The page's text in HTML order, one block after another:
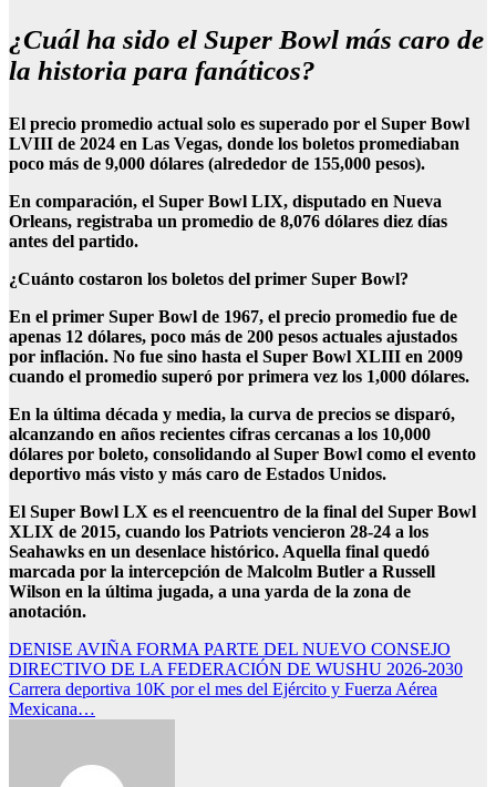
¿Cuál ha sido el Super Bowl más caro de
la historia para fanáticos?
El precio promedio actual solo es superado por el Super Bowl
LVIII de 2024 en Las Vegas, donde los boletos promediaban
poco más de 9,000 dólares (alrededor de 155,000 pesos).
En comparación, el Super Bowl LIX, disputado en Nueva
Orleans, registraba un promedio de 8,076 dólares diez días
antes del partido.
¿Cuánto costaron los boletos del primer Super Bowl?
En el primer Super Bowl de 1967, el precio promedio fue de
apenas 12 dólares, poco más de 200 pesos actuales ajustados
por inflación. No fue sino hasta el Super Bowl XLIII en 2009
cuando el promedio superó por primera vez los 1,000 dólares.
En la última década y media, la curva de precios se disparó,
alcanzando en años recientes cifras cercanas a los 10,000
dólares por boleto, consolidando al Super Bowl como el evento
deportivo más visto y más caro de Estados Unidos.
El Super Bowl LX es el reencuentro de la final del Super Bowl
XLIX de 2015, cuando los Patriots vencieron 28-24 a los
Seahawks en un desenlace histórico. Aquella final quedó
marcada por la intercepción de Malcolm Butler a Russell
Wilson en la última jugada, a una yarda de la zona de
anotación.
Navegación
de
entradas
DENISE AVIÑA FORMA PARTE DEL NUEVO CONSEJO
DIRECTIVO DE LA FEDERACIÓN DE WUSHU 2026-2030
Carrera deportiva 10K por el mes del Ejército y Fuerza Aérea
Mexicana…